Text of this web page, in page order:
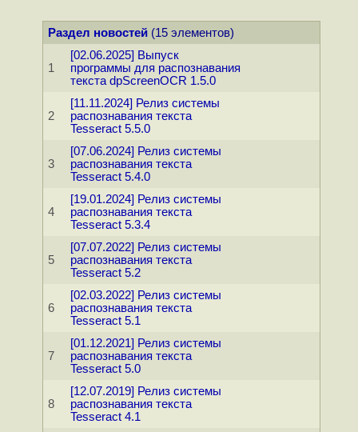
Раздел новостей(15 элементов)
1
[02.06.2025] Выпуск
программы для распознавания
текста dpScreenOCR 1.5.0
2
[11.11.2024] Релиз системы
распознавания текста
Tesseract 5.5.0
3
[07.06.2024] Релиз системы
распознавания текста
Tesseract 5.4.0
4
[19.01.2024] Релиз системы
распознавания текста
Tesseract 5.3.4
5
[07.07.2022] Релиз системы
распознавания текста
Tesseract 5.2
6
[02.03.2022] Релиз системы
распознавания текста
Tesseract 5.1
7
[01.12.2021] Релиз системы
распознавания текста
Tesseract 5.0
8
[12.07.2019] Релиз системы
распознавания текста
Tesseract 4.1